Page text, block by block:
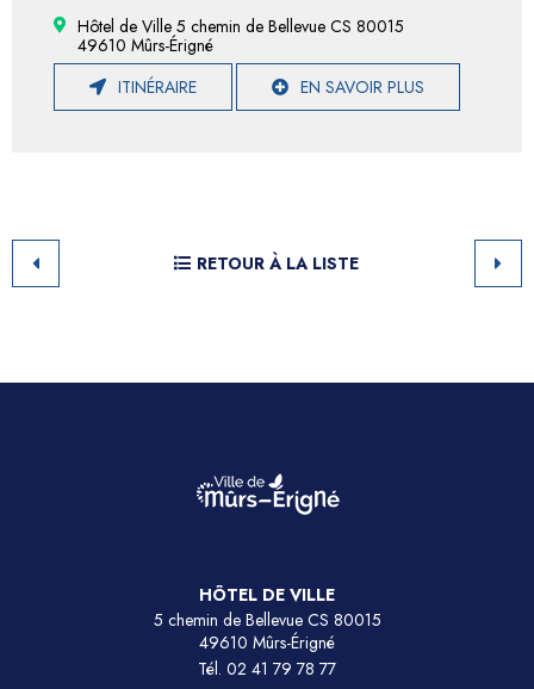
Hôtel de Ville 5 chemin de Bellevue CS 80015
49610 Mûrs-Érigné
ITINÉRAIRE
EN SAVOIR PLUS
RETOUR À LA LISTE
HÔTEL DE VILLE
5 chemin de Bellevue CS 80015
49610 Mûrs-Érigné
Tél. 02 41 79 78 77